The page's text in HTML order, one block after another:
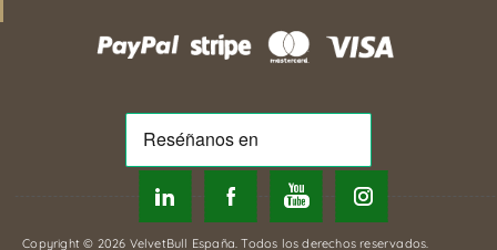
Copyright © 2026 VelvetBull España. Todos los derechos reservados.